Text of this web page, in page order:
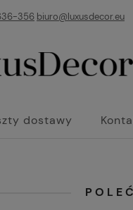
356 biuro@luxusdecor.eu
dostawy